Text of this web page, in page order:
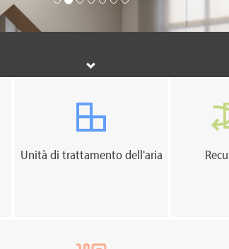
Unità di trattamento dell'aria